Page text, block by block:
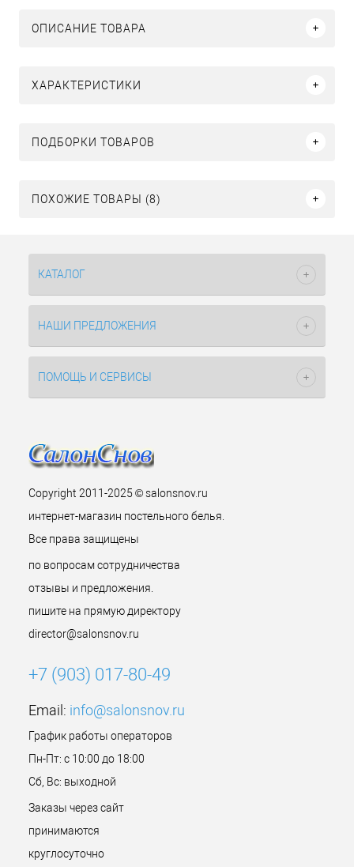
ОПИСАНИЕ ТОВАРА
ХАРАКТЕРИСТИКИ
ПОДБОРКИ ТОВАРОВ
ПОХОЖИЕ ТОВАРЫ (8)
КАТАЛОГ
НАШИ ПРЕДЛОЖЕНИЯ
ПОМОЩЬ И СЕРВИСЫ
Copyright 2011-2025 © salonsnov.ru
интернет-магазин постельного белья.
Все права защищены
по вопросам сотрудничества
отзывы и предложения.
пишите на прямую директору
director@salonsnov.ru
+7 (903) 017-80-49
Email: info@salonsnov.ru
График работы операторов
Пн-Пт: с 10:00 до 18:00
Сб, Вс: выходной
Заказы через сайт
принимаются
круглосуточно